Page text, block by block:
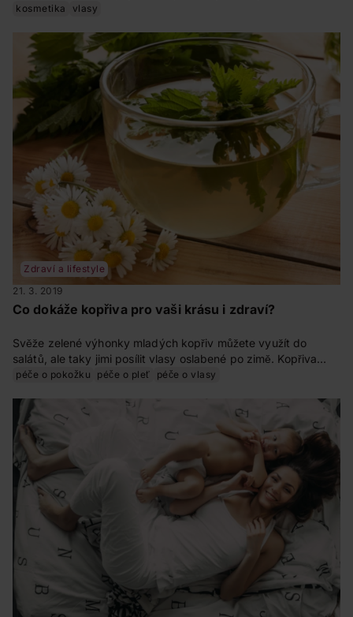
zvedne náladu. Jak takovou barvu na vlasy najít? Náš
kosmetika vlasy
Zdraví a lifestyle
21. 3. 2019
Co dokáže kopřiva pro vaši krásu i zdraví?
Svěže zelené výhonky mladých kopřiv můžete využít do
salátů, ale taky jimi posílit vlasy oslabené po zimě. Kopřiva
pročišťuje, prokrvuje a hodí se k péči o aknózní pleť. Podívejte,
péče o pokožku péče o pleť péče o vlasy